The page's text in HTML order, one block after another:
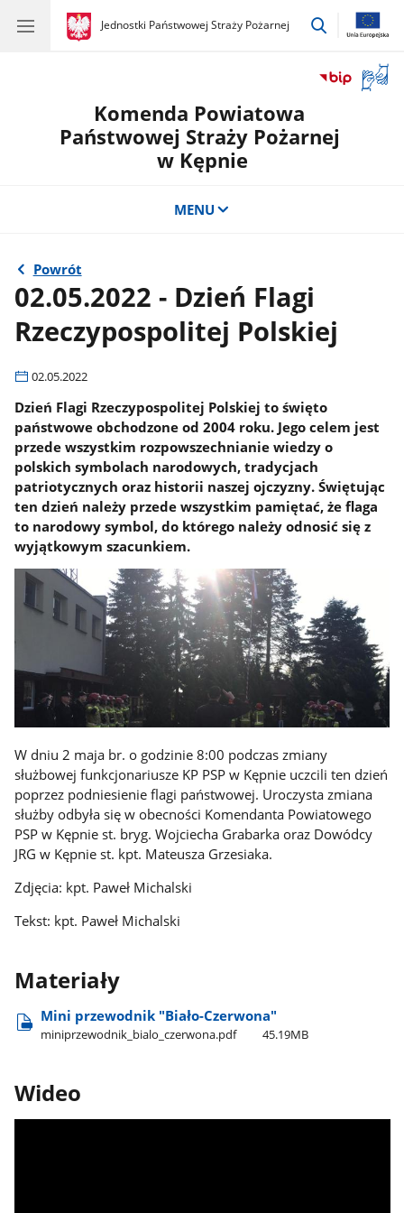
gov.pl
Jednostki Państwowej Straży Pożarnej
gov.pl
Jednostki
przejdź
okno
Komenda Powiatowa
Państwowej Straży Pożarnej
w Kępnie
MENU
Powrót
02.05.2022 - Dzień Flagi
Rzeczypospolitej Polskiej
02.05.2022
Dzień Flagi Rzeczypospolitej Polskiej to święto
państwowe obchodzone od 2004 roku. Jego celem jest
przede wszystkim rozpowszechnianie wiedzy o
polskich symbolach narodowych, tradycjach
patriotycznych oraz historii naszej ojczyzny. Świętując
ten dzień należy przede wszystkim pamiętać, że flaga
to narodowy symbol, do którego należy odnosić się z
wyjątkowym szacunkiem.
W dniu 2 maja br. o godzinie 8:00 podczas zmiany
służbowej funkcjonariusze KP PSP w Kępnie uczcili ten dzień
poprzez podniesienie flagi państwowej. Uroczysta zmiana
służby odbyła się w obecności Komendanta Powiatowego
PSP w Kępnie st. bryg. Wojciecha Grabarka oraz Dowódcy
JRG w Kępnie st. kpt. Mateusza Grzesiaka.
Zdjęcia: kpt. Paweł Michalski
Tekst: kpt. Paweł Michalski
Materiały
Mini przewodnik "Biało-Czerwona"
miniprzewodnik​_bialo​_czerwona.pdf 45.19MB
Wideo